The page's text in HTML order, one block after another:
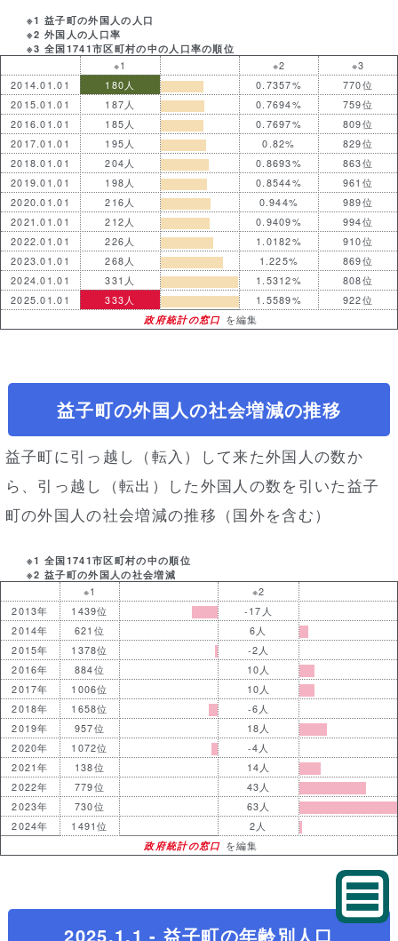
※1 益子町の外国人の人口
※2 外国人の人口率
※3 全国1741市区町村の中の人口率の順位
※1 ※2
※3
2014.01.01
180人 0.7357%
770位
2015.01.01
187人 0.7694%
759位
2016.01.01
185人 0.7697%
809位
2017.01.01
195人 0.82%
829位
2018.01.01
204人 0.8693%
863位
2019.01.01
198人 0.8544%
961位
2020.01.01
216人 0.944%
989位
2021.01.01
212人 0.9409%
994位
2022.01.01
226人 1.0182%
910位
2023.01.01
268人 1.225%
869位
2024.01.01
331人 1.5312%
808位
2025.01.01
333人 1.5589%
922位
政府統計の窓口 を編集
益子町の外国人の社会増減の推移
益子町に引っ越し（転入）して来た外国人の数か
ら、引っ越し（転出）した外国人の数を引いた益子
町の外国人の社会増減の推移（国外を含む）
※1 全国1741市区町村の中の順位
※2 益子町の外国人の社会増減
※1
※2
2013年
1439位
-17人
2014年
621位
6人
2015年
1378位
-2人
2016年
884位
10人
2017年
1006位
10人
2018年
1658位
-6人
2019年
957位
18人
2020年
1072位
-4人
2021年
138位
14人
2022年
779位
43人
2023年
730位
63人
2024年
1491位
2人
政府統計の窓口 を編集
2025.1.1 - 益子町の年齢別人口